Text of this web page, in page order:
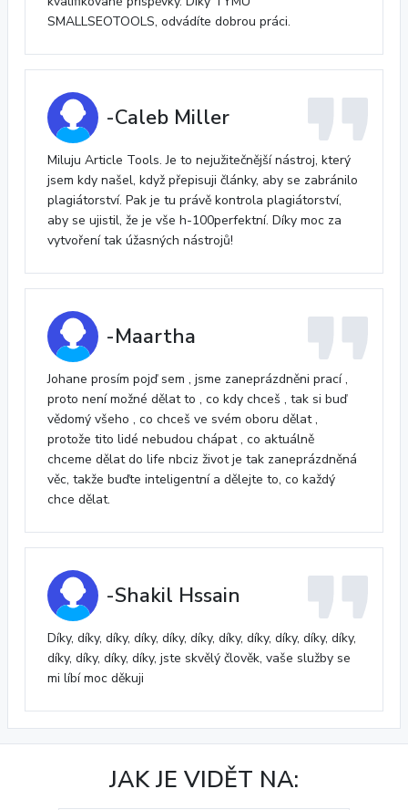
SMALLSEOTOOLS, odvádíte dobrou práci.
-Caleb Miller
Miluju Article Tools. Je to nejužitečnější nástroj, který
jsem kdy našel, když přepisuji články, aby se zabránilo
plagiátorství. Pak je tu právě kontrola plagiátorství,
aby se ujistil, že je vše h-100perfektní. Díky moc za
vytvoření tak úžasných nástrojů!
-Maartha
Johane prosím pojď sem , jsme zaneprázdněni prací ,
proto není možné dělat to , co kdy chceš , tak si buď
vědomý všeho , co chceš ve svém oboru dělat ,
protože tito lidé nebudou chápat , co aktuálně
chceme dělat do life nbciz život je tak zaneprázdněná
věc, takže buďte inteligentní a dělejte to, co každý
chce dělat.
-Shakil Hssain
Díky, díky, díky, díky, díky, díky, díky, díky, díky, díky, díky,
díky, díky, díky, díky, jste skvělý člověk, vaše služby se
mi líbí moc děkuji
JAK JE VIDĚT NA: